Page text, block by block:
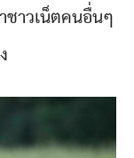
ชาวเน็ตคนอื่นๆ